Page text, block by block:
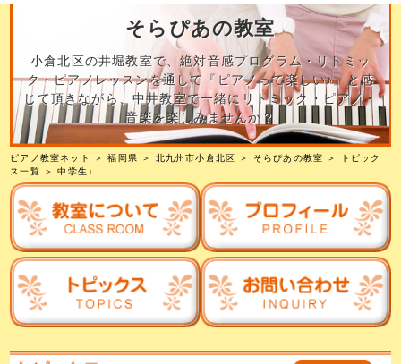
そらぴあの教室
小倉北区の井堀教室で、絶対音感プログラム・リトミッ
ク・ピアノレッスンを通して『ピアノって楽しい♪』と感
じて頂きながら、中井教室で一緒にリトミック・ピアノ・
音楽を楽しみませんか？
ピアノ教室ネット ＞福岡県 ＞ 北九州市小倉北区 ＞ そらぴあの教室 ＞
トピック
ス一覧 ＞ 中学生♪